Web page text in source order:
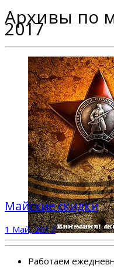
Архивы по
2017
Майские скидки
1 Май, 2017
Работаем